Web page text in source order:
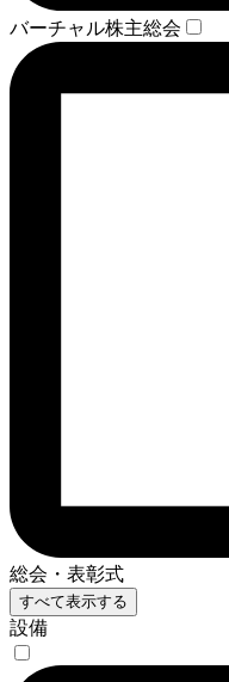
バーチャル株主総会
総会・表彰式
すべて表示する
設備